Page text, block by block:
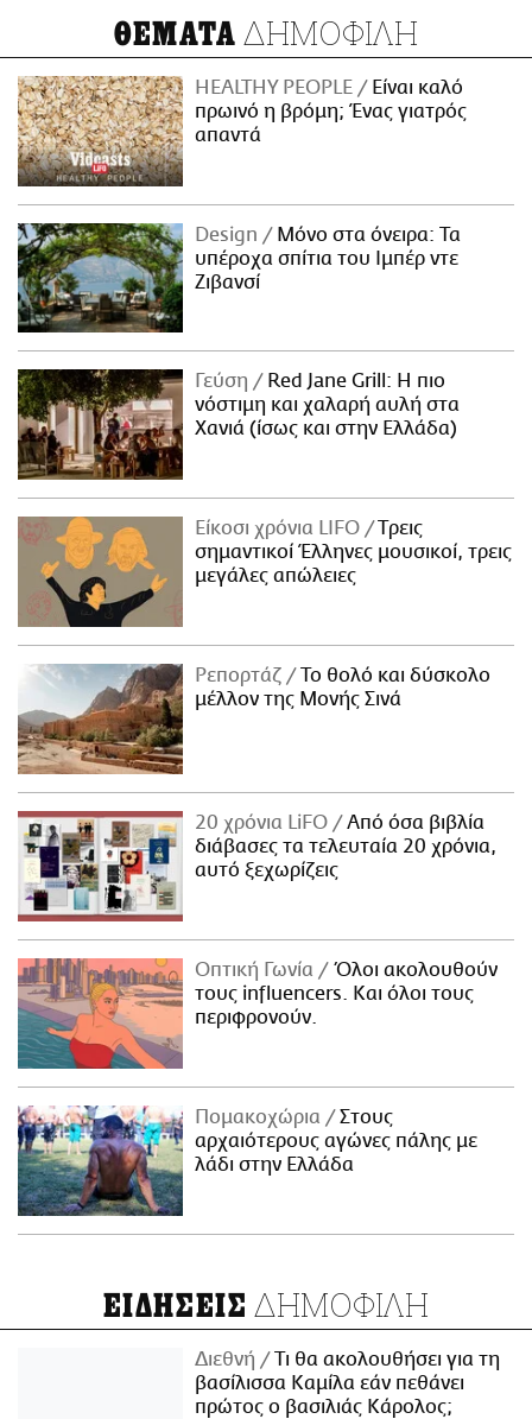
ΘΕΜΑΤΑ ΔΗΜΟΦΙΛΗ
HEALTHY PEOPLE
Είναι καλό
πρωινό η βρόμη; Ένας γιατρός
απαντά
Design
Μόνο στα όνειρα: Τα
υπέροχα σπίτια του Ιμπέρ ντε
Ζιβανσί
Γεύση
Red Jane Grill: Η πιο
νόστιμη και χαλαρή αυλή στα
Χανιά (ίσως και στην Ελλάδα)
Είκοσι χρόνια LIFO
Tρεις
σημαντικοί Έλληνες μουσικοί, τρεις
μεγάλες απώλειες
Ρεπορτάζ
Το θολό και δύσκολο
μέλλον της Μονής Σινά
20 χρόνια LiFO
Από όσα βιβλία
διάβασες τα τελευταία 20 χρόνια,
αυτό ξεχωρίζεις
Οπτική Γωνία
Όλοι ακολουθούν
τους influencers. Και όλοι τους
περιφρονούν.
Πομακοχώρια
Στους
αρχαιότερους αγώνες πάλης με
λάδι στην Ελλάδα
ΕΙΔΗΣΕΙΣ ΔΗΜΟΦΙΛΗ
Διεθνή
Τι θα ακολουθήσει για τη
βασίλισσα Καμίλα εάν πεθάνει
πρώτος ο βασιλιάς Κάρολος;